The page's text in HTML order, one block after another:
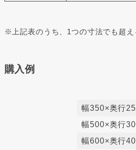
※上記表のうち、1つの寸法でも超え
購入例
幅350×奥行
幅500×奥行
幅600×奥行